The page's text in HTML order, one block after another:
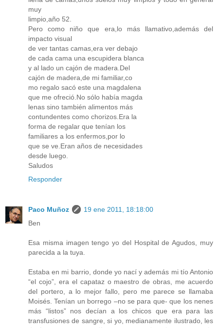
muy
limpio,año 52.
Pero como niño que era,lo más llamativo,además del
impacto visual
de ver tantas camas,era ver debajo
de cada cama una escupidera blanca
y al lado un cajón de madera.Del
cajón de madera,de mi familiar,co
mo regalo sacó este una magdalena
que me ofreció.No sólo había magda
lenas sino también alimentos más
contundentes como chorizos.Era la
forma de regalar que tenían los
familiares a los enfermos,por lo
que se ve.Eran años de necesidades
desde luego.
Saludos
Responder
Paco Muñoz
19 ene 2011, 18:18:00
Ben
Esa misma imagen tengo yo del Hospital de Agudos, muy
parecida a la tuya.
Estaba en mi barrio, donde yo nací y además mi tío Antonio
“el cojo”, era el capataz o maestro de obras, me acuerdo
del portero, a lo mejor fallo, pero me parece se llamaba
Moisés. Tenían un borrego –no se para que- que los nenes
más “listos” nos decían a los chicos que era para las
transfusiones de sangre, si yo, medianamente ilustrado, les